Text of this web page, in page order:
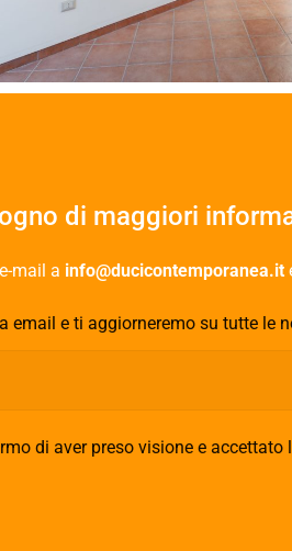
di maggiori
mail a info@ducicontemporanea.it
email e ti aggiorneremo su tutte le
di aver preso visione e accettato